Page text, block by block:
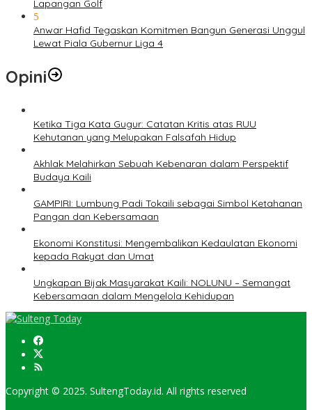
Lapangan Golf
5
Anwar Hafid Tegaskan Komitmen Bangun Generasi Unggul
Lewat Piala Gubernur Liga 4
Opini
Ketika Tiga Kata Gugur: Catatan Kritis atas RUU
Kehutanan yang Melupakan Falsafah Hidup
Akhlak Melahirkan Sebuah Kebenaran dalam Perspektif
Budaya Kaili
GAMPIRI: Lumbung Padi Tokaili sebagai Simbol Ketahanan
Pangan dan Kebersamaan
Ekonomi Konstitusi: Mengembalikan Kedaulatan Ekonomi
kepada Rakyat dan Umat
Ungkapan Bijak Masyarakat Kaili: NOLUNU – Semangat
Kebersamaan dalam Mengelola Kehidupan
Copyright © 2025. SultengToday.id. All rights reserved